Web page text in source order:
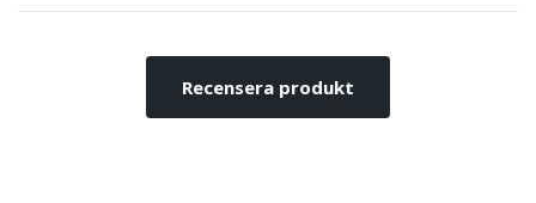
Recensera produkt